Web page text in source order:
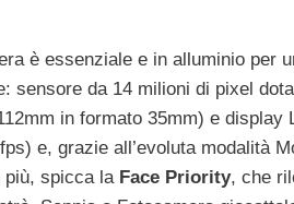
è essenziale e in alluminio per
sensore da 14 milioni di pixel
in formato 35mm) e
e, grazie all’evoluta modalità
più, spicca la Face Priority, che